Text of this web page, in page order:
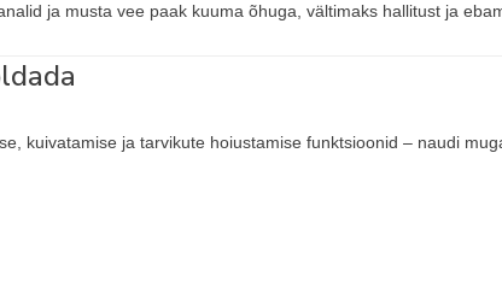
ja musta vee paak kuuma õhuga, vältimaks hallitust ja
kuivatamise ja tarvikute hoiustamise funktsioonid – naudi